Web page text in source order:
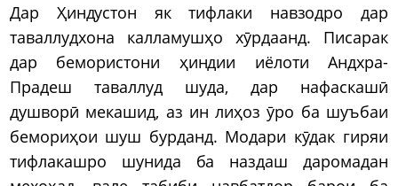
Дар Ҳиндустон як тифлаки навзодро дар
таваллудхона калламушҳо хӯрдаанд. Писарак
дар бемористони ҳиндии иёлоти Андхра-
Прадеш таваллуд шуда, дар нафаскашӣ
душворӣ мекашид, аз ин лиҳоз ӯро ба шуъбаи
бемориҳои шуш бурданд. Модари кӯдак гиряи
тифлакашро шунида ба наздаш даромадан